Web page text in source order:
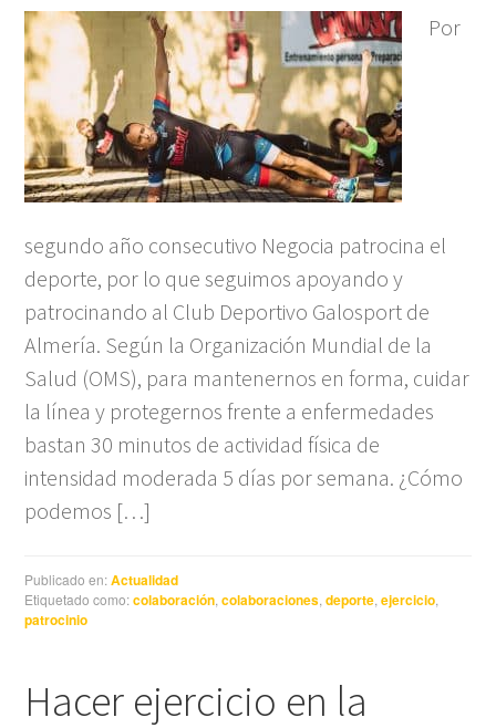
Por
segundo año consecutivo Negocia patrocina el
deporte, por lo que seguimos apoyando y
patrocinando al Club Deportivo Galosport de
Almería. Según la Organización Mundial de la
Salud (OMS), para mantenernos en forma, cuidar
la línea y protegernos frente a enfermedades
bastan 30 minutos de actividad física de
intensidad moderada 5 días por semana. ¿Cómo
podemos […]
Publicado en:Actualidad
Etiquetado como:colaboración ,colaboraciones ,deporte ,ejercicio
patrocinio
Hacer ejercicio en la